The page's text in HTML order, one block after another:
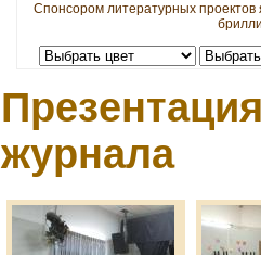
Спонсором литературных
журнала